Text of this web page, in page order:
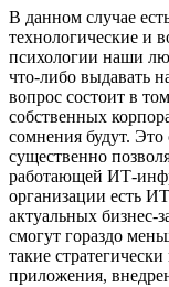
В данном случае
технологические и
психологии наши
что-либо выдавать
вопрос состоит в
собственных
сомнения будут.
существенно
работающей ИТ-
организации есть
актуальных бизнес-
смогут гораздо
такие
приложения,